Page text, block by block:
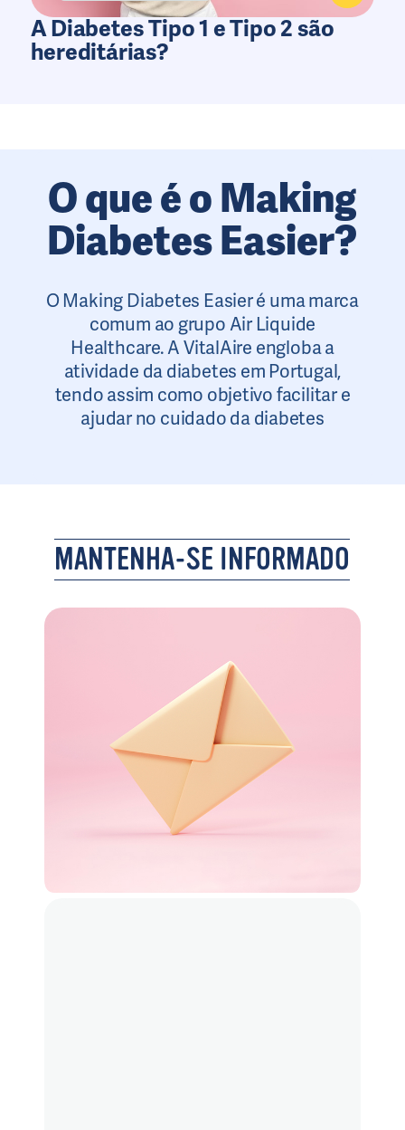
A Diabetes Tipo 1 e Tipo 2 são
hereditárias?
O que é o Making
Diabetes Easier?
O Making Diabetes Easier é uma marca
comum ao grupo Air Liquide
Healthcare. A VitalAire engloba a
atividade da diabetes em Portugal,
tendo assim como objetivo facilitar e
ajudar no cuidado da diabetes
MANTENHA-SE INFORMADO